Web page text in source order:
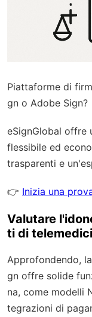
Piattaforme di
gn o Adobe Sign?
eSignGlobal offre
flessibile ed
trasparenti e
👉 Inizia una
Valutare
ti di
Approfondendo,
gn offre solide
na, come modelli
tegrazioni di